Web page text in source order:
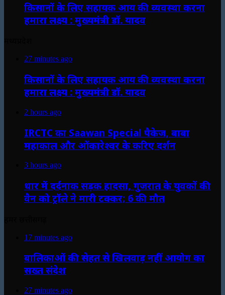
किसानों के लिए सहायक आय की व्यवस्था करना
हमारा लक्ष्य : मुख्यमंत्री डॉ. यादव
27 minutes ago
किसानों के लिए सहायक आय की व्यवस्था करना
हमारा लक्ष्य : मुख्यमंत्री डॉ. यादव
2 hours ago
IRCTC का Saawan Special पैकेज, बाबा
महाकाल और ओंकारेश्वर के करिए दर्शन
3 hours ago
धार में दर्दनाक सड़क हादसा, गुजरात के युवकों की
वैन को ट्रॉले ने मारी टक्कर; 6 की मौत
17 minutes ago
बालिकाओं की सेहत से खिलवाड़ नहीं आयोग का
सख्त संदेश
27 minutes ago